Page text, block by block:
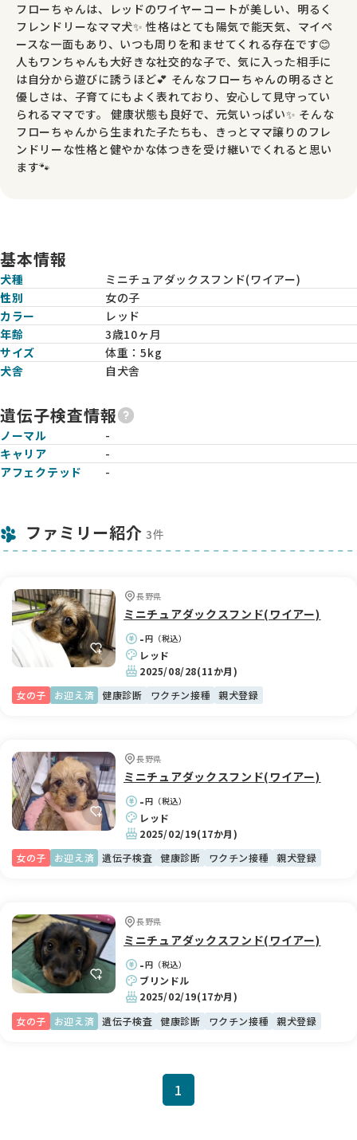
フローちゃんは、レッドのワイヤーコートが美しい、明るく
フレンドリーなママ犬✨ 性格はとても陽気で能天気、マイペ
ースな一面もあり、いつも周りを和ませてくれる存在です😊
人もワンちゃんも大好きな社交的な子で、気に入った相手に
は自分から遊びに誘うほど💕 そんなフローちゃんの明るさと
優しさは、子育てにもよく表れており、安心して見守ってい
られるママです。 健康状態も良好で、元気いっぱい✨ そんな
フローちゃんから生まれた子たちも、きっとママ譲りのフレ
ンドリーな性格と健やかな体つきを受け継いでくれると思い
ます🐾
基本情報
犬種
ミニチュアダックスフンド(ワイアー)
性別
女の子
カラー
レッド
年齢
3歳10ヶ月
サイズ
体重：5kg
犬舎
自犬舎
遺伝子検査情報
ノーマル
-
キャリア
-
アフェクテッド
-
ファミリー紹介 3件
長野県
ミニチュアダックスフンド(ワイアー)
-円（税込）
レッド
2025/08/28(11か月)
女の子
お迎え済 健康診断 ワクチン接種 親犬登録
長野県
ミニチュアダックスフンド(ワイアー)
-円（税込）
レッド
2025/02/19(17か月)
女の子
お迎え済 遺伝子検査 健康診断 ワクチン接種 親犬登録
長野県
ミニチュアダックスフンド(ワイアー)
-円（税込）
ブリンドル
2025/02/19(17か月)
女の子
お迎え済 遺伝子検査 健康診断 ワクチン接種 親犬登録
1